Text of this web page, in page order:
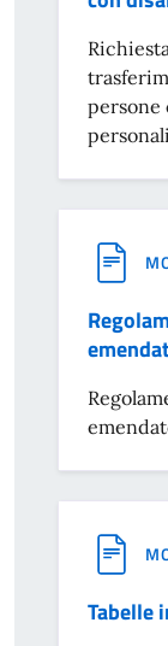
persone
Tabelle